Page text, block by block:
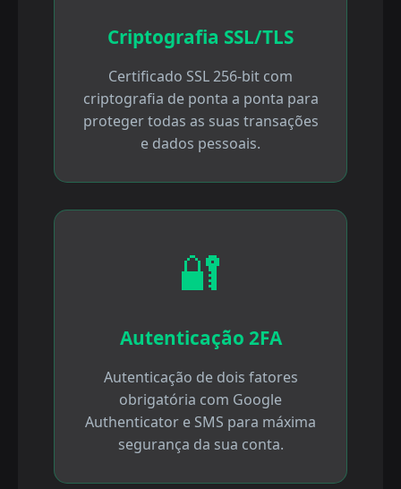
Criptografia SSL/TLS
Certificado SSL 256-bit com
criptografia de ponta a ponta para
proteger todas as suas transações
e dados pessoais.
🔐
Autenticação 2FA
Autenticação de dois fatores
obrigatória com Google
Authenticator e SMS para máxima
segurança da sua conta.